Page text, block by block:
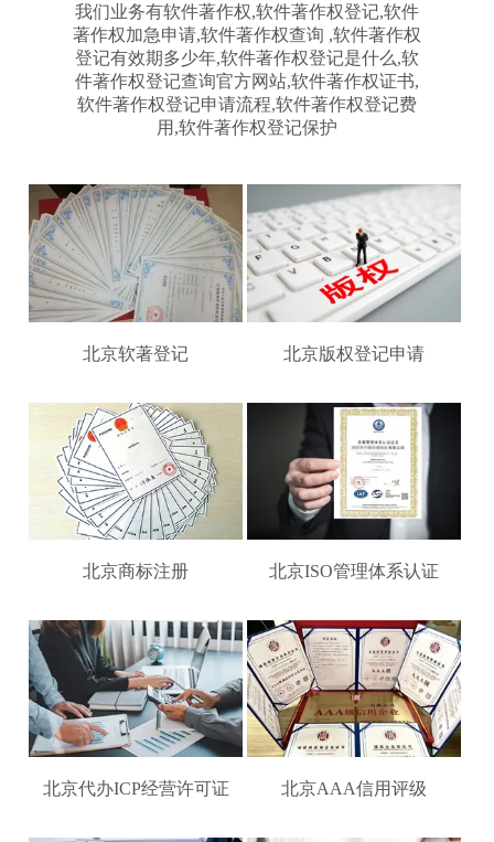
我们业务有软件著作权,软件著作权登记,软件
著作权加急申请,软件著作权查询 ,软件著作权
登记有效期多少年,软件著作权登记是什么,软
件著作权登记查询官方网站,软件著作权证书,
软件著作权登记申请流程,软件著作权登记费
用,软件著作权登记保护
北京软著登记 北京版权登记申请
北京商标注册 北京ISO管理体系认证
北京代办ICP经营许可证 北京AAA信用评级